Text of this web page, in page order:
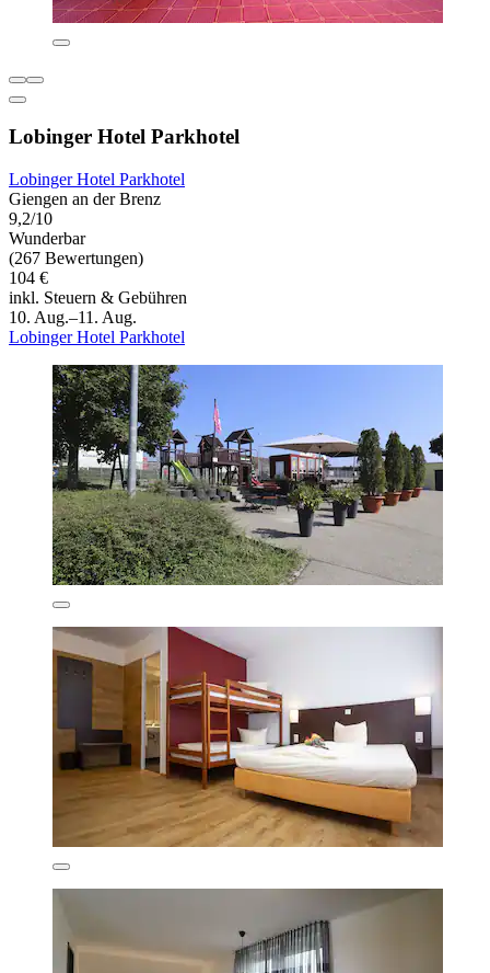
Lobinger Hotel Parkhotel
Lobinger Hotel Parkhotel
Giengen an der Brenz
9,2/10
Wunderbar
(267 Bewertungen)
104 €
inkl. Steuern & Gebühren
10. Aug.–11. Aug.
Lobinger Hotel Parkhotel